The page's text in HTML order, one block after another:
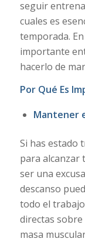
seguir
cuales es
temporada.
importante
hacerlo de
Por Qué Es
Mantener
Si has estado
para alcanzar
ser una
descanso
todo el
directas
masa